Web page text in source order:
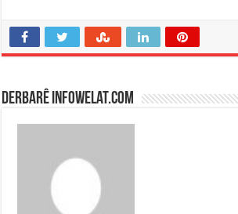
Derbarê infowelat.com